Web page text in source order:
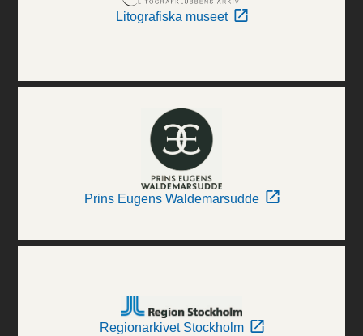
Litografiska museet
Prins Eugens Waldemarsudde
Regionarkivet Stockholm